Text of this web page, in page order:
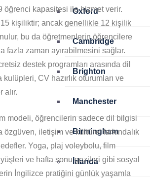
Oxford
Cambridge
Brighton
Manchester
Birmingham
İrlanda
öğrenci kapasitesi ile hizmet verir.
15 kişiliktir; ancak genellikle 12 kişilik
bu da öğretmenlerin öğrencilere
fazla zaman ayırabilmesini sağlar.
destek programları arasında dil
CV hazırlık oturumları ve
alır.
modeli, öğrencilerin sadece dil bilgisi
özgüven, iletişim ve kültürel farkındalık
Yoga, plaj voleybolu, film
ve hafta sonu gezileri gibi sosyal
İngilizce pratiğini günlük yaşamla